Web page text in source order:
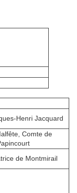
Henri Jacquard
Comte de
de Montmirail